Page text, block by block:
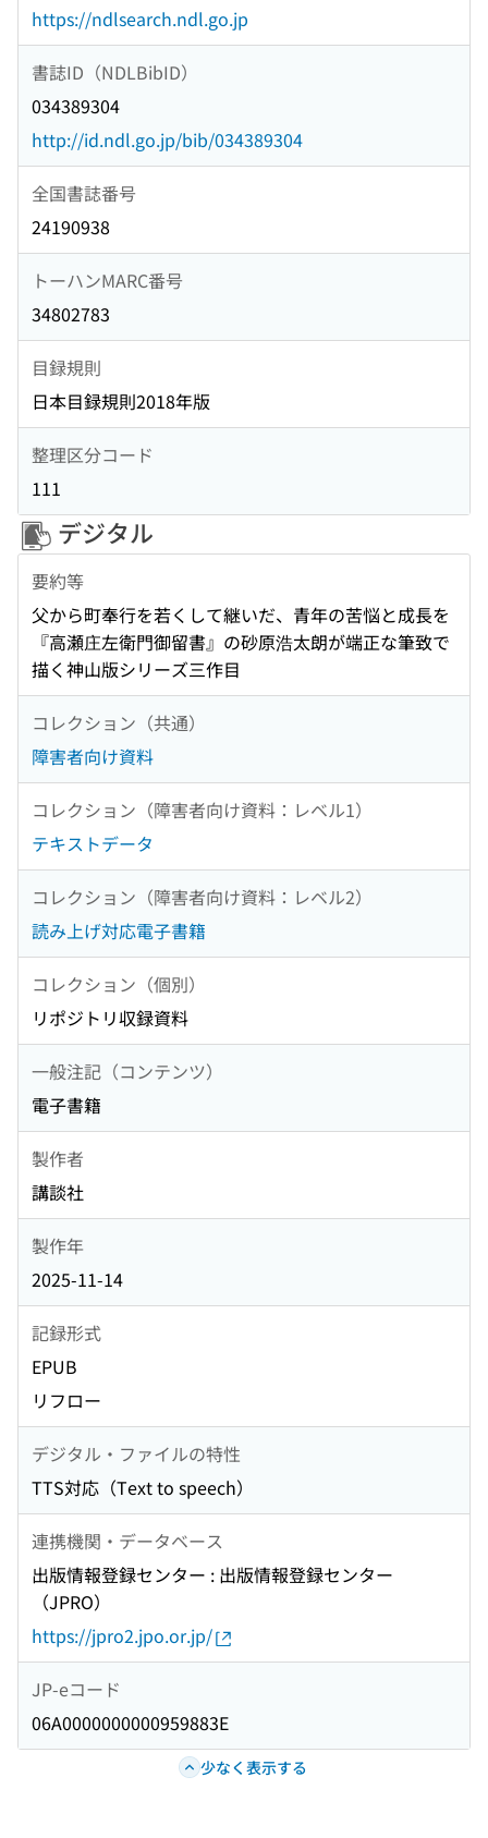
https://ndlsearch.ndl.go.jp
書誌ID（NDLBibID）
034389304
http://id.ndl.go.jp/bib/034389304
全国書誌番号
24190938
トーハンMARC番号
34802783
目録規則
日本目録規則2018年版
整理区分コード
111
デジタル
要約等
父から町奉行を若くして継いだ、青年の苦悩と成長を
『高瀬庄左衛門御留書』の砂原浩太朗が端正な筆致で
描く神山版シリーズ三作目
コレクション（共通）
障害者向け資料
コレクション（障害者向け資料：レベル1）
テキストデータ
コレクション（障害者向け資料：レベル2）
読み上げ対応電子書籍
コレクション（個別）
リポジトリ収録資料
一般注記（コンテンツ）
電子書籍
製作者
講談社
製作年
2025-11-14
記録形式
EPUB
リフロー
デジタル・ファイルの特性
TTS対応（Text to speech）
連携機関・データベース
出版情報登録センター : 出版情報登録センター
（JPRO）
https://jpro2.jpo.or.jp/
JP-eコード
06A0000000000959883E
少なく表示する